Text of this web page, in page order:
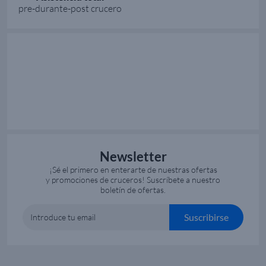
pre-durante-post crucero
Newsletter
¡Sé el primero en enterarte de nuestras ofertas
y promociones de cruceros! Suscríbete a nuestro
boletín de ofertas.
Introduce tu email Suscribirse